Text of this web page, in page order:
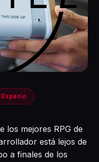
los mejores RPG de
está lejos de
a finales de los